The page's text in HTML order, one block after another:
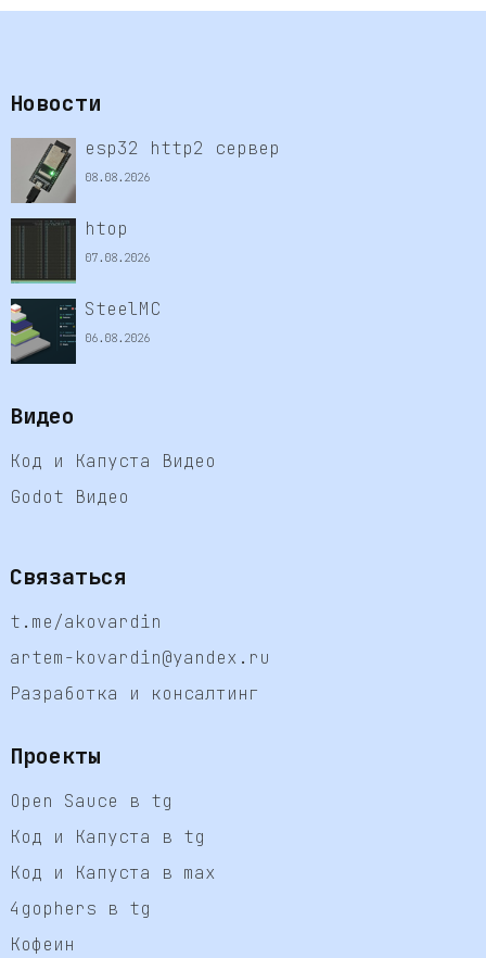
Новости
esp32 http2 сервер
08.08.2026
htop
07.08.2026
SteelMC
06.08.2026
Видео
Код и Капуста Видео
Godot Видео
Связаться
t.me/akovardin
artem-kovardin@yandex.ru
Разработка и консалтинг
Проекты
Open Sauce в tg
Код и Капуста в tg
Код и Капуста в max
4gophers в tg
Кофеин